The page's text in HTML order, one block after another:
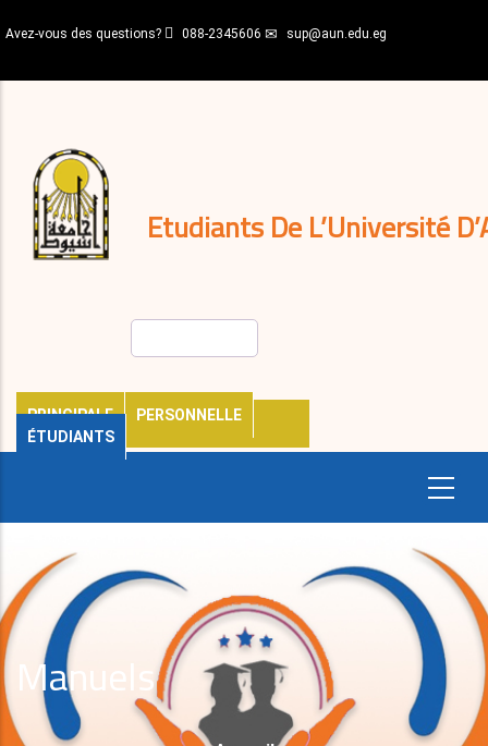
au
principal
Avez-vous des questions? 088-2345606 sup@aun.edu.eg
Etudiants De L’Université
PRINCIPALE
PERSONNELLE
ÉTUDIANTS
décisions
Expatriés
Journal
Manuels